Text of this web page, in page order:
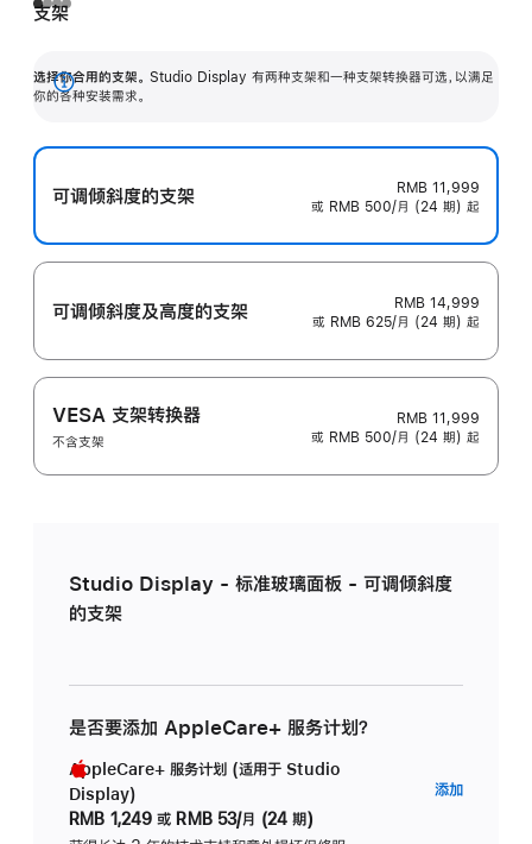
支架
选择你合用的支架。 Studio Display 有两种支架和一种支架转换器可选，以满足
你的各种安装需求。
展
可调倾斜度的支架
RMB 11,999
或 RMB 500/月 (24 期) 起
可调倾斜度及高‍度的支‍架
RMB 14,999
或 RMB 625/月 (24 期) 起
VESA 支架转换器
不含支架
RMB 11,999
或 RMB 500/月 (24 期) 起
Studio Display - 标准玻璃面板 - 可调倾斜度
的支架
是否要添加 AppleCare+ 服务计划？
AppleCare+ 服务计划 (适用于 Studio
Display)
RMB 1,249 或 RMB 53/月 (24 期)
添加